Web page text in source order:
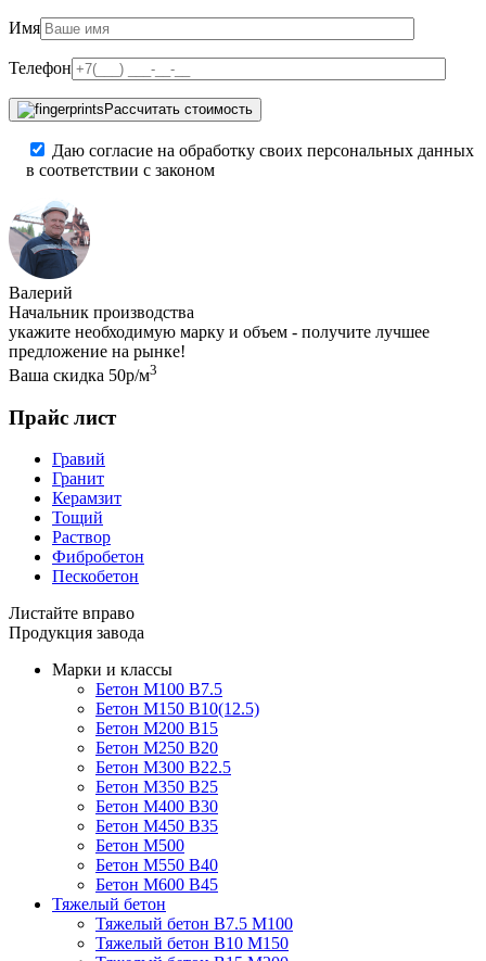
Имя
Телефон
Рассчитать стоимость
Даю согласие на обработку своих персональных данных
в соответствии с законом
Валерий
Начальник производства
укажите необходимую марку и объем - получите лучшее
предложение на рынке!
Ваша скидка 50р/м3
Прайс лист
Гравий
Гранит
Керамзит
Тощий
Раствор
Фибробетон
Пескобетон
Листайте вправо
Продукция завода
Марки и классы
Бетон М100 В7.5
Бетон М150 В10(12.5)
Бетон М200 В15
Бетон М250 В20
Бетон М300 В22.5
Бетон М350 В25
Бетон М400 В30
Бетон М450 В35
Бетон М500
Бетон М550 В40
Бетон М600 В45
Тяжелый бетон
Тяжелый бетон В7.5 М100
Тяжелый бетон В10 М150